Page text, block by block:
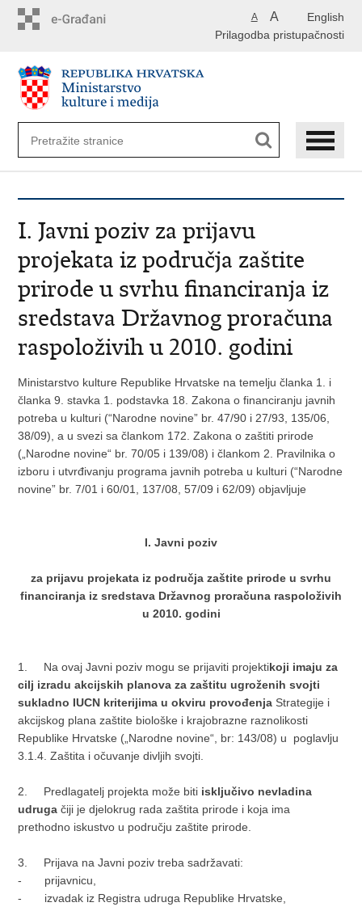
English
A A
Prilagodba pristupačnosti
I. Javni poziv za prijavu
projekata iz područja zaštite
prirode u svrhu financiranja iz
sredstava Državnog proračuna
raspoloživih u 2010. godini
Ministarstvo kulture Republike Hrvatske na temelju članka 1. i
članka 9. stavka 1. podstavka 18. Zakona o financiranju javnih
potreba u kulturi (“Narodne novine” br. 47/90 i 27/93, 135/06,
38/09), a u svezi sa člankom 172. Zakona o zaštiti prirode
(„Narodne novine“ br. 70/05 i 139/08) i člankom 2. Pravilnika o
izboru i utvrđivanju programa javnih potreba u kulturi (“Narodne
novine” br. 7/01 i 60/01, 137/08, 57/09 i 62/09) objavljuje
I. Javni poziv
za prijavu projekata iz područja zaštite prirode u svrhu
financiranja iz sredstava Državnog proračuna raspoloživih
u 2010. godini
1. Na ovaj Javni poziv mogu se prijaviti projektikoji imaju za
cilj izradu akcijskih planova za zaštitu ugroženih svojti
sukladno IUCN kriterijima u okviru provođenja Strategije i
akcijskog plana zaštite biološke i krajobrazne raznolikosti
Republike Hrvatske („Narodne novine“, br: 143/08) u poglavlju
3.1.4. Zaštita i očuvanje divljih svojti.
2. Predlagatelj projekta može biti isključivo nevladina
udruga čiji je djelokrug rada zaštita prirode i koja ima
prethodno iskustvo u području zaštite prirode.
3.
Prijava na Javni poziv treba sadržavati:
-
prijavnicu,
-
izvadak iz Registra udruga Republike Hrvatske,